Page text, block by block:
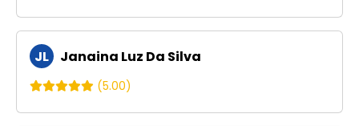
JL Janaina Luz Da Silva
(5.00)